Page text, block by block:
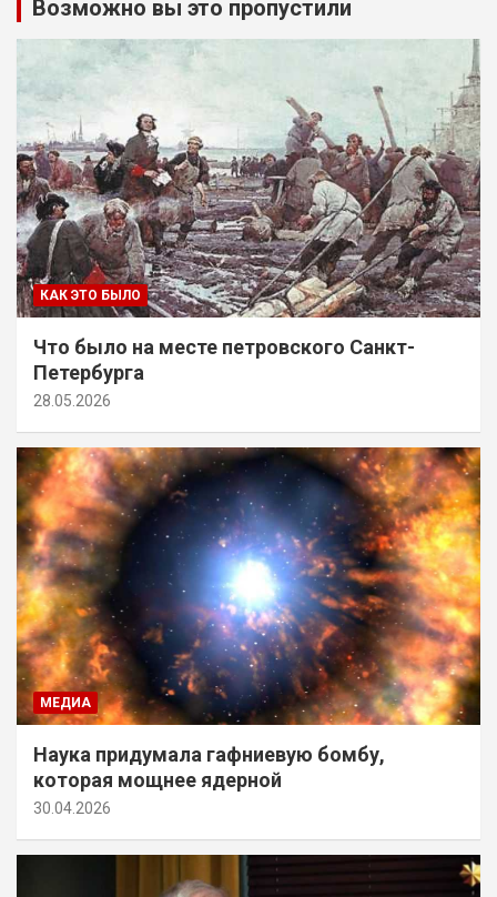
Возможно вы это пропустили
КАК ЭТО БЫЛО
Что было на месте петровского Санкт-
Петербурга
28.05.2026
МЕДИА
Наука придумала гафниевую бомбу,
которая мощнее ядерной
30.04.2026